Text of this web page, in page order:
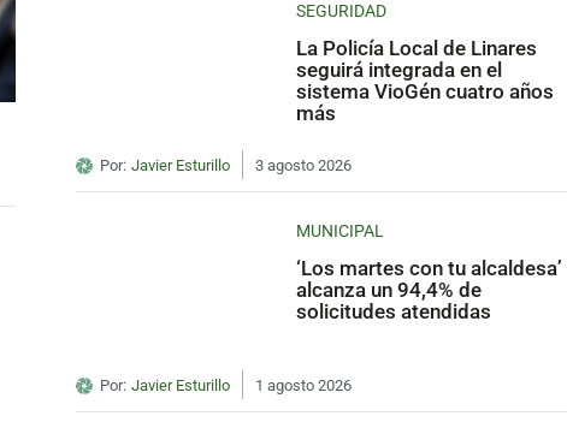
SEGURIDAD
La Policía Local de Linares
seguirá integrada en el
sistema VioGén cuatro años
más
Por: Javier Esturillo 3 agosto 2026
MUNICIPAL
‘Los martes con tu alcaldesa’
alcanza un 94,4% de
solicitudes atendidas
Por: Javier Esturillo 1 agosto 2026